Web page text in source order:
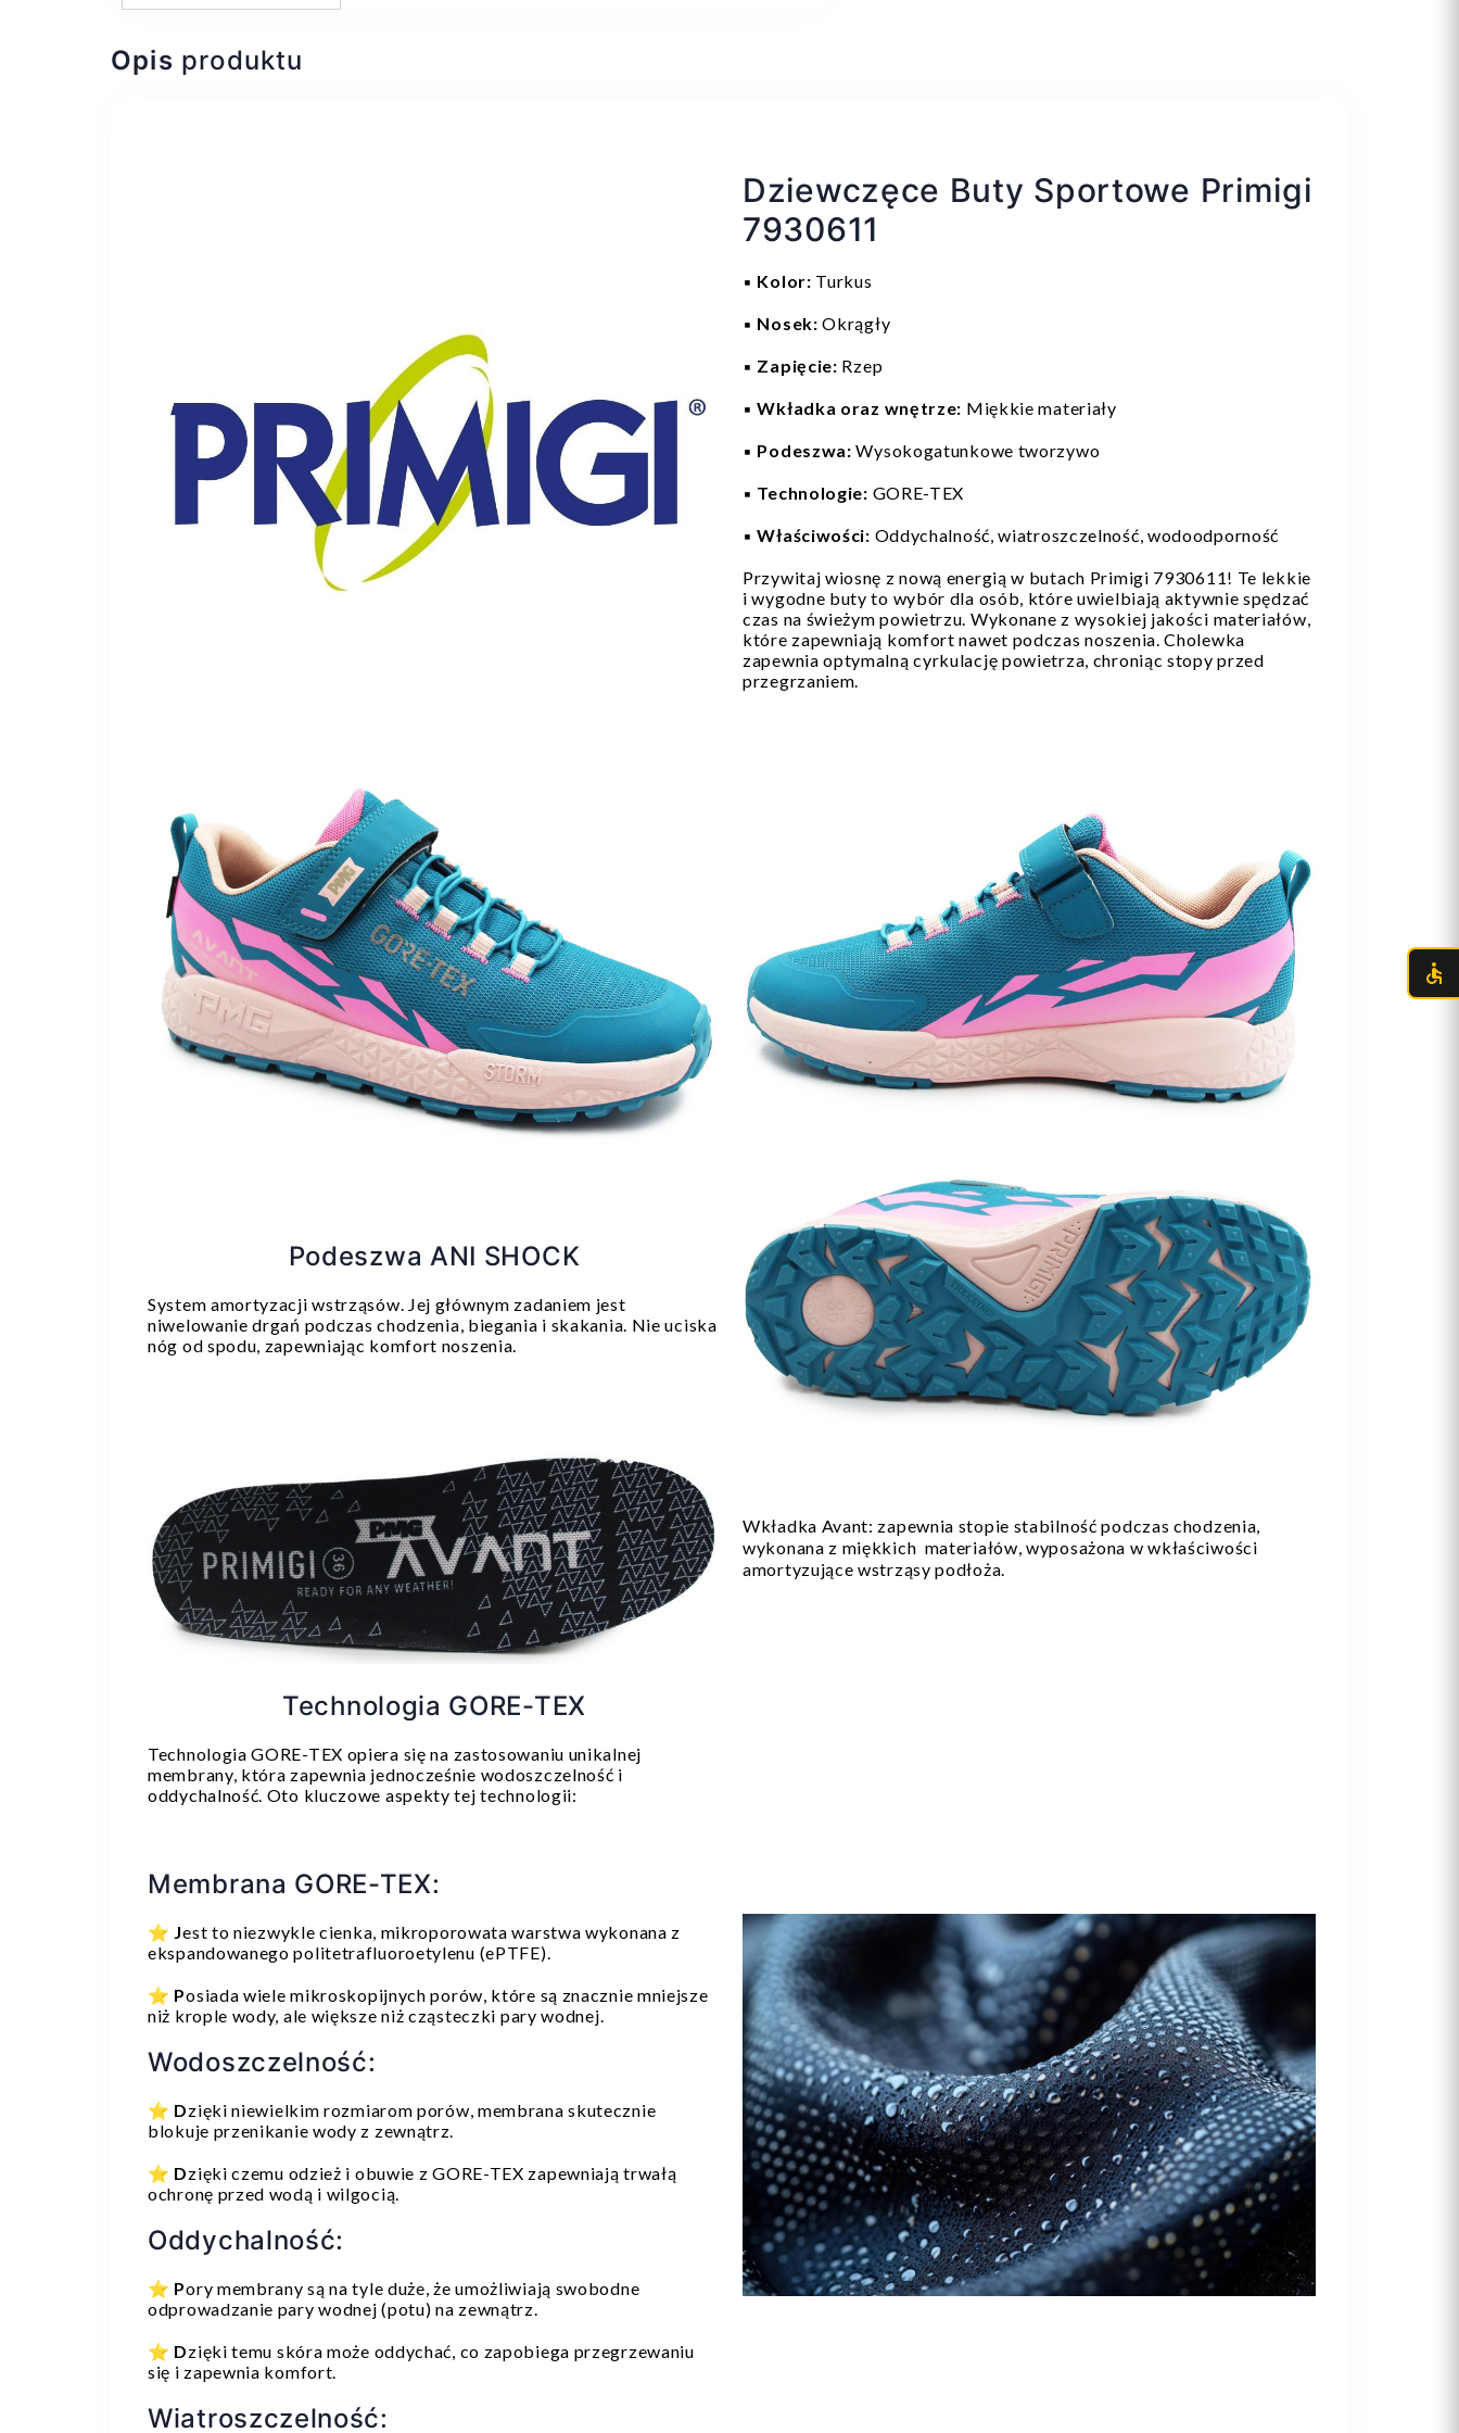
Opis produktu
Dziewczęce Buty Sportowe Primigi
7930611
▪️ Kolor: Turkus
▪️ Nosek:Okrągły
▪️ Zapięcie: Rzep
▪️ Wkładka oraz wnętrze: Miękkie materiały
▪️ Podeszwa:Wysokogatunkowe tworzywo
▪️ Technologie: GORE-TEX
▪️Właściwości: Oddychalność, wiatroszczelność, wodoodporność
Przywitaj wiosnę z nową energią w butach Primigi 7930611! Te lekkie
i wygodne buty to wybór dla osób, które uwielbiają aktywnie spędzać
czas na świeżym powietrzu. Wykonane z wysokiej jakości materiałów,
które zapewniają komfort nawet podczas noszenia. Cholewka
zapewnia optymalną cyrkulację powietrza, chroniąc stopy przed
przegrzaniem.
Podeszwa ANI SHOCK
System amortyzacji wstrząsów. Jej głównym zadaniem jest
niwelowanie drgań podczas chodzenia, biegania i skakania. Nie uciska
nóg od spodu, zapewniając komfort noszenia.
Wkładka Avant: zapewnia stopie stabilność podczas chodzenia,
wykonana z miękkich materiałów, wyposażona w wkłaściwości
amortyzujące wstrząsy podłoża.
Technologia GORE-TEX
Technologia GORE-TEX opiera się na zastosowaniu unikalnej
membrany, która zapewnia jednocześnie wodoszczelność i
oddychalność. Oto kluczowe aspekty tej technologii:
Membrana GORE-TEX:
⭐ Jest to niezwykle cienka, mikroporowata warstwa wykonana z
ekspandowanego politetrafluoroetylenu (ePTFE).
⭐ Posiada wiele mikroskopijnych porów, które są znacznie mniejsze
niż krople wody, ale większe niż cząsteczki pary wodnej.
Wodoszczelność:
⭐ Dzięki niewielkim rozmiarom porów, membrana skutecznie
blokuje przenikanie wody z zewnątrz.
⭐ Dzięki czemu odzież i obuwie z GORE-TEX zapewniają trwałą
ochronę przed wodą i wilgocią.
Oddychalność:
⭐ Pory membrany są na tyle duże, że umożliwiają swobodne
odprowadzanie pary wodnej (potu) na zewnątrz.
⭐ Dzięki temu skóra może oddychać, co zapobiega przegrzewaniu
się i zapewnia komfort.
Wiatroszczelność: